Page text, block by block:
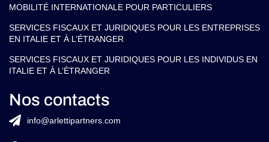
MOBILITÉ INTERNATIONALE POUR PARTICULIERS
SERVICES FISCAUX ET JURIDIQUES POUR LES ENTREPRISES
EN ITALIE ET À L’ÉTRANGER
SERVICES FISCAUX ET JURIDIQUES POUR LES INDIVIDUS EN
ITALIE ET À L’ÉTRANGER
Nos contacts
info@arlettipartners.com